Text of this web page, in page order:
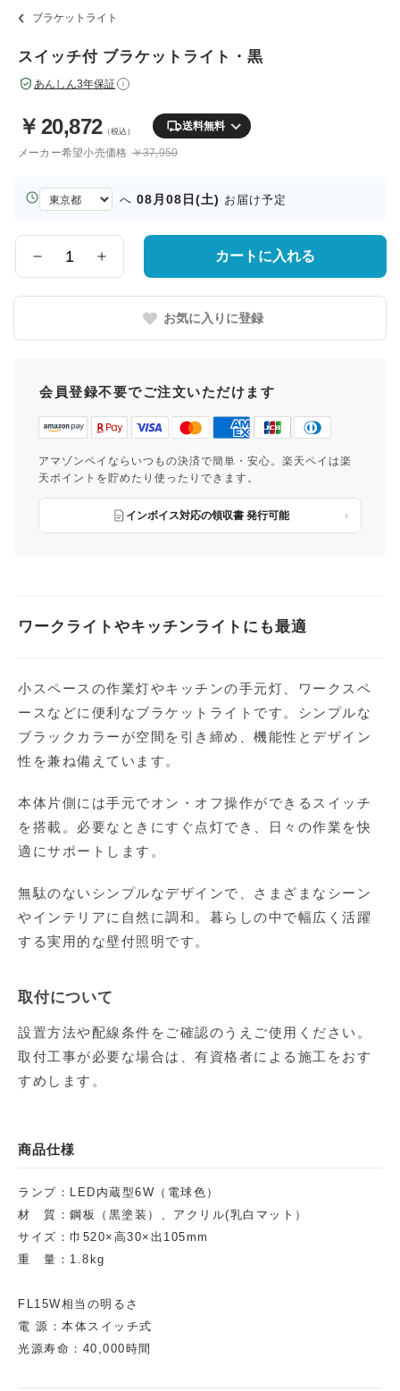
ブラケットライト
スイッチ付 ブラケットライト・黒
あんしん3年保証 i
￥ 20,872（税込） 送料無料
メーカー希望小売価格 ￥37,950
お
届
県
へ 08月08日(土) お届け予定
量
カートに入れる
お気に入りに登録
会員登録不要でご注文いただけます
アマゾンペイならいつもの決済で簡単・安心。楽天ペイは楽
天ポイントを貯めたり使ったりできます。
インボイス対応の領収書 発行可能
ワークライトやキッチンライトにも最適
小スペースの作業灯やキッチンの手元灯、ワークスペ
ースなどに便利なブラケットライトです。シンプルな
ブラックカラーが空間を引き締め、機能性とデザイン
性を兼ね備えています。
本体片側には手元でオン・オフ操作ができるスイッチ
を搭載。必要なときにすぐ点灯でき、日々の作業を快
適にサポートします。
無駄のないシンプルなデザインで、さまざまなシーン
やインテリアに自然に調和。暮らしの中で幅広く活躍
する実用的な壁付照明です。
取付について
設置方法や配線条件をご確認のうえご使用ください。
取付工事が必要な場合は、有資格者による施工をおす
すめします。
商品仕様
ランプ：LED内蔵型6W（電球色）
材 質：鋼板（黒塗装）、アクリル(乳白マット）
サイズ：巾520×高30×出105mm
重 量：1.8kg
FL15W相当の明るさ
電 源：本体スイッチ式
光源寿命：40,000時間